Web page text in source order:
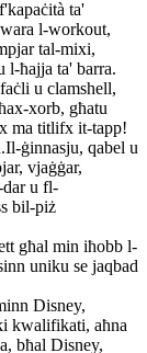
ta'
l-workout,
tal-mixi,
l-ħajja ta' barra.
u clamshell,
xorb, għatu
ma titlifx it-tapp!
ġinnasju, qabel u
vjaġġar,
u fl-
bil-piż
għal min iħobb l-
uniku se jaqbad
Disney,
kwalifikati, aħna
bħal Disney,